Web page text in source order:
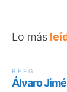
Lo más